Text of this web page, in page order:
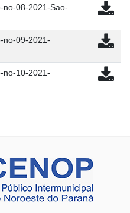
no-08-2021-Sao-
no-09-2021-
no-10-2021-